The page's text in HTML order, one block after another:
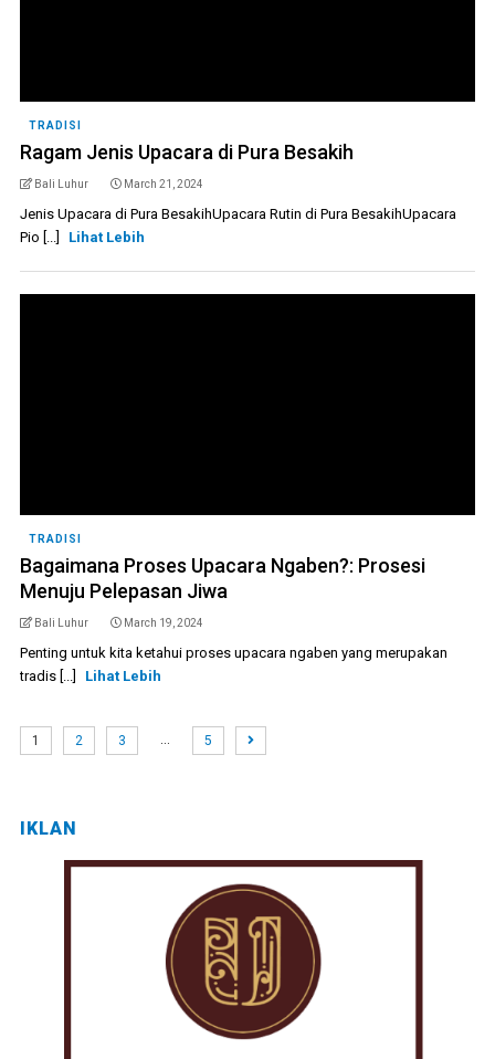
TRADISI
Ragam Jenis Upacara di Pura Besakih
Bali Luhur March 21, 2024
Jenis Upacara di Pura BesakihUpacara Rutin di Pura BesakihUpacara
Pio [...]
Lihat Lebih
TRADISI
Bagaimana Proses Upacara Ngaben?: Prosesi
Menuju Pelepasan Jiwa
Bali Luhur March 19, 2024
Penting untuk kita ketahui proses upacara ngaben yang merupakan
tradis [...]
Lihat Lebih
1 2 3 … 5
IKLAN